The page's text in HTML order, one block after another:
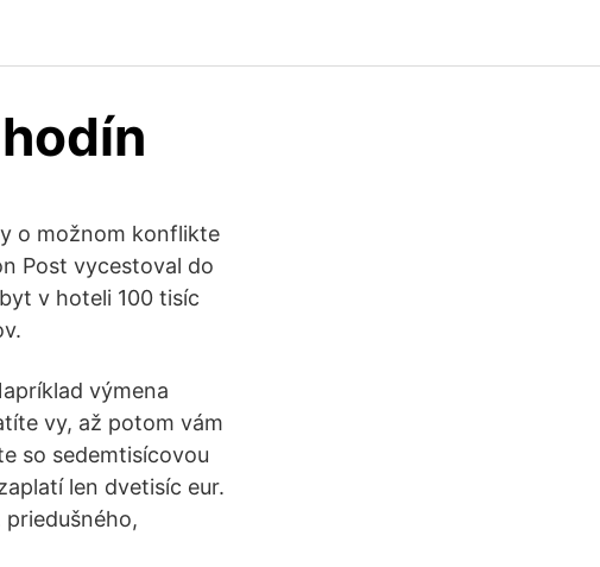
o možnom konflikte
Post vycestoval do
v hoteli 100 tisíc
výmena
vy, až potom vám
so sedemtisícovou
len dvetisíc eur.